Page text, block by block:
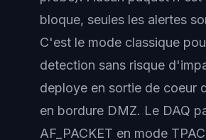
bloque, seules les alertes
C'est le mode classique
detection sans risque
deploye en sortie de coeur
en bordure DMZ. Le DAQ
AF_PACKET en mode